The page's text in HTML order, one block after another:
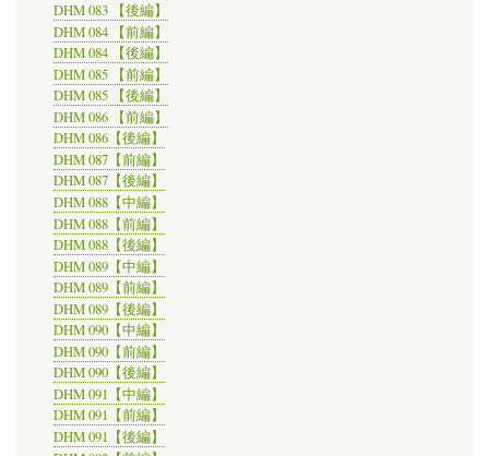
DHM 083 【後編】
DHM 084 【前編】
DHM 084 【後編】
DHM 085 【前編】
DHM 085 【後編】
DHM 086 【前編】
DHM 086【後編】
DHM 087【前編】
DHM 087【後編】
DHM 088【中編】
DHM 088【前編】
DHM 088【後編】
DHM 089【中編】
DHM 089【前編】
DHM 089【後編】
DHM 090【中編】
DHM 090【前編】
DHM 090【後編】
DHM 091【中編】
DHM 091【前編】
DHM 091【後編】